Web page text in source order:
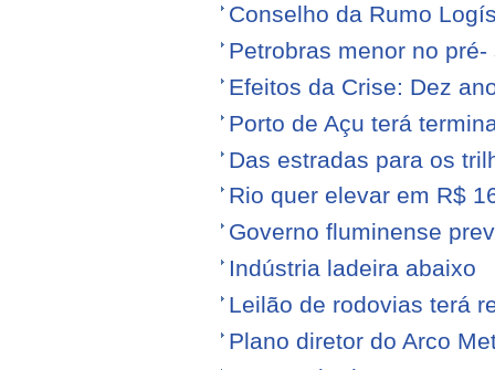
Conselho da Rumo
Petrobras menor no pré-
Efeitos da Crise: Dez
Porto de Açu terá
Das estradas para os
Rio quer elevar em R$
Governo fluminense
Indústria ladeira abaixo
Leilão de rodovias terá
Plano diretor do Arco